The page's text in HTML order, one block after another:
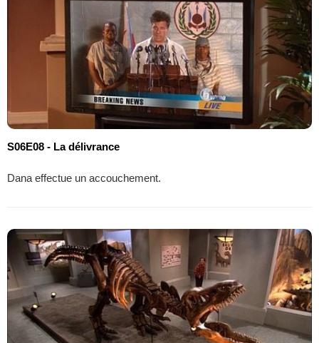
S06E08 - La délivrance
Dana effectue un accouchement.